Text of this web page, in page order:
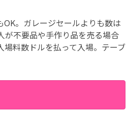
。ガレージセールよりも数は
が不要品や手作り品を売る場合
料数ドルを払って入場。テーブ